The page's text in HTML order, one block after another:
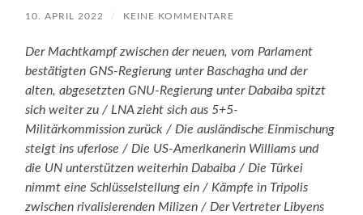
10. APRIL 2022 / KEINE KOMMENTARE
Der Machtkampf zwischen der neuen, vom Parlament
bestätigten GNS-Regierung unter Baschagha und der
alten, abgesetzten GNU-Regierung unter Dabaiba spitzt
sich weiter zu / LNA zieht sich aus 5+5-
Militärkommission zurück / Die ausländische Einmischung
steigt ins uferlose / Die US-Amerikanerin Williams und
die UN unterstützen weiterhin Dabaiba / Die Türkei
nimmt eine Schlüsselstellung ein / Kämpfe in Tripolis
zwischen rivalisierenden Milizen / Der Vertreter Libyens